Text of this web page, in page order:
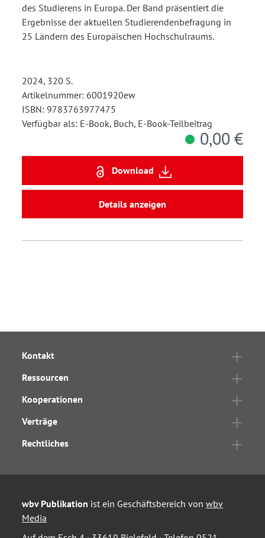
des Studierens in Europa. Der Band präsentiert die
Ergebnisse der aktuellen Studierendenbefragung in
25 Ländern des Europäischen Hochschulraums.
2024, 320 S.
Artikelnummer: 6001920ew
ISBN: 9783763977475
Verfügbar als: E-Book, Buch, E-Book-Teilbeitrag
0,00 €
Download
Details anzeigen
Kontakt
Ressourcen
Kooperationen
Verträge
Rechtliches
wbv Publikation ist ein Geschäftsbereich von wbv
Media